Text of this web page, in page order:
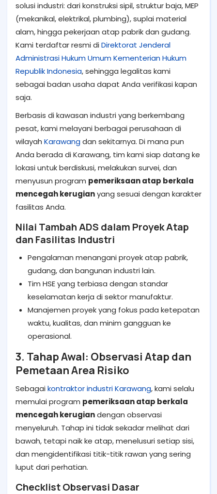
solusi industri: dari konstruksi sipil, struktur baja, MEP
(mekanikal, elektrikal, plumbing), suplai material
alam, hingga pekerjaan atap pabrik dan gudang.
Kami terdaftar resmi diDirektorat Jenderal
Administrasi Hukum Umum Kementerian Hukum
Republik Indonesia, sehingga legalitas kami
sebagai badan usaha dapat Anda verifikasi kapan
saja.
Berbasis di kawasan industri yang berkembang
pesat, kami melayani berbagai perusahaan di
wilayah Karawangdan sekitarnya. Di mana pun
Anda berada di Karawang, tim kami siap datang ke
lokasi untuk berdiskusi, melakukan survei, dan
menyusun program pemeriksaan atap berkala
mencegah kerugianyang sesuai dengan karakter
fasilitas Anda.
Nilai Tambah ADS dalam Proyek Atap
dan Fasilitas Industri
Pengalaman menangani proyek atap pabrik,
gudang, dan bangunan industri lain.
Tim HSE yang terbiasa dengan standar
keselamatan kerja di sektor manufaktur.
Manajemen proyek yang fokus pada ketepatan
waktu, kualitas, dan minim gangguan ke
operasional.
3. Tahap Awal: Observasi Atap dan
Pemetaan Area Risiko
Sebagaikontraktor industri Karawang, kami selalu
memulai program pemeriksaan atap berkala
mencegah kerugiandengan observasi
menyeluruh. Tahap ini tidak sekadar melihat dari
bawah, tetapi naik ke atap, menelusuri setiap sisi,
dan mengidentifikasi titik-titik rawan yang sering
luput dari perhatian.
Checklist Observasi Dasar